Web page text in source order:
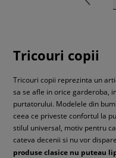
Tricouri copii
Tricouri copii reprezinta un
sa se afle in orice garderoba,
purtatorului. Modelele din
ceea ce priveste confortul la
stilul universal, motiv pentru
cateva decenii si nu vor
produse clasice nu puteau